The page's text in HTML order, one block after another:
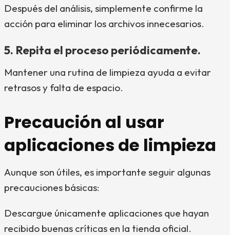
Después del análisis, simplemente confirme la
acción para eliminar los archivos innecesarios.
5. Repita el proceso periódicamente.
Mantener una rutina de limpieza ayuda a evitar
retrasos y falta de espacio.
Precaución al usar
aplicaciones de limpieza
Aunque son útiles, es importante seguir algunas
precauciones básicas:
Descargue únicamente aplicaciones que hayan
recibido buenas críticas en la tienda oficial.